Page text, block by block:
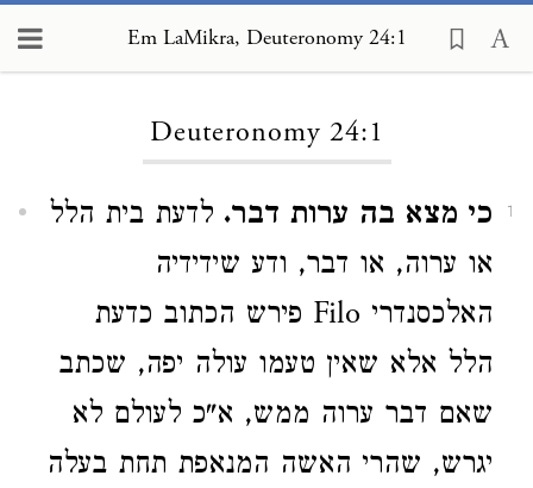
Em LaMikra, Deuteronomy 24:1
Deuteronomy 24:1
1 כי מצא בה ערות דבר. לדעת בית הלל
או ערוה, או דבר, ודע שידידיה
האלכסנדרי Filo פירש הכתוב כדעת
הלל אלא שאין טעמו עולה יפה, שכתב
שאם דבר ערוה ממש, א"כ לעולם לא
יגרש, שהרי האשה המנאפת תחת בעלה